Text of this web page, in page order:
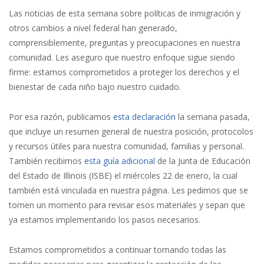
Las noticias de esta semana sobre políticas de inmigración y
otros cambios a nivel federal han generado,
comprensiblemente, preguntas y preocupaciones en nuestra
comunidad. Les aseguro que nuestro enfoque sigue siendo
firme: estamos comprometidos a proteger los derechos y el
bienestar de cada niño bajo nuestro cuidado.
Por esa razón, publicamos esta declaración la semana pasada,
que incluye un resumen general de nuestra posición, protocolos
y recursos útiles para nuestra comunidad, familias y personal.
También recibimos esta guía adicional de la Junta de Educación
del Estado de Illinois (ISBE) el miércoles 22 de enero, la cual
también está vinculada en nuestra página. Les pedimos que se
tomen un momento para revisar esos materiales y sepan que
ya estamos implementando los pasos necesarios.
Estamos comprometidos a continuar tomando todas las